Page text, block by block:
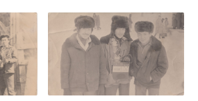
из нерпичьей шкуры, подошва
сделана из шкуры лахтака